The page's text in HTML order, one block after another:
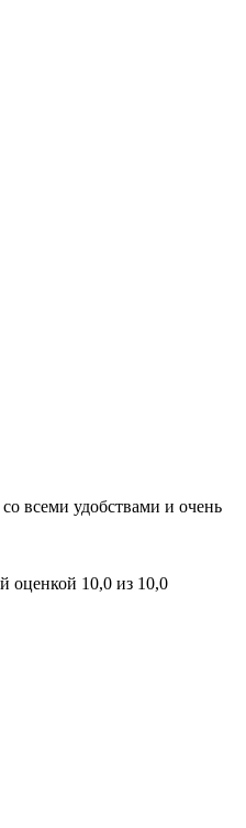
всеми удобствами и очень
оценкой 10,0 из 10,0